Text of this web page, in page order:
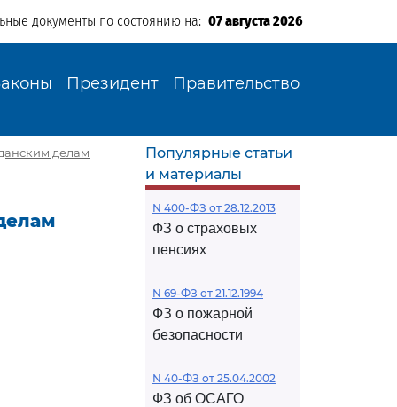
документы по состоянию на: 07 августа 2026
Президент Правительство
делам
Популярные статьи
и материалы
N 400-ФЗ от 28.12.2013
ФЗ о страховых
пенсиях
N 69-ФЗ от 21.12.1994
ФЗ о пожарной
безопасности
N 40-ФЗ от 25.04.2002
ФЗ об ОСАГО